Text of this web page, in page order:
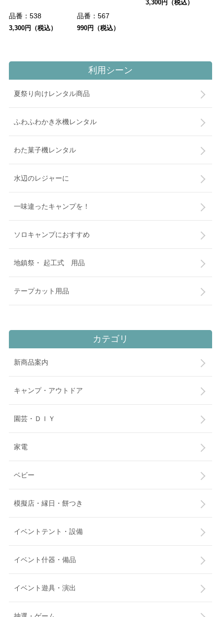
品番： 538
3,300円（税込）
品番：567
990円（税込）
3,300円（税込）
利用シーン
夏祭り向けレンタル商品
ふわふわかき氷機レンタル
わた菓子機レンタル
水辺のレジャーに
一味違ったキャンプを！
ソロキャンプにおすすめ
地鎮祭・ 起工式 用品
テープカット用品
カテゴリ
新商品案内
キャンプ・アウトドア
園芸・ＤＩＹ
家電
ベビー
模擬店・縁日・餅つき
イベントテント・設備
イベント什器・備品
イベント遊具・演出